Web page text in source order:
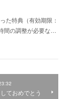
た特典（有効期限：
間の調整が必要な…
ておめでとう